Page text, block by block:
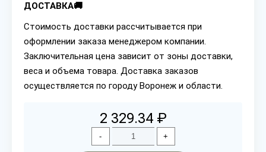
ДОСТАВКА🚚
Стоимость доставки рассчитывается при
оформлении заказа менеджером компании.
Заключительная цена зависит от зоны доставки,
веса и объема товара. Доставка заказов
осуществляется по городу Воронеж и области.
2 329.34 ₽
- +